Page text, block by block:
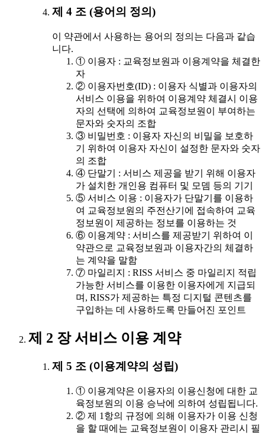
제 4 조 (용어의 정의)
이 약관에서 사용하는 용어의 정의는 다음과 같습
니다.
① 이용자 : 교육정보원과 이용계약을 체결한
자
② 이용자번호(ID) : 이용자 식별과 이용자의
서비스 이용을 위하여 이용계약 체결시 이용
자의 선택에 의하여 교육정보원이 부여하는
문자와 숫자의 조합
③ 비밀번호 : 이용자 자신의 비밀을 보호하
기 위하여 이용자 자신이 설정한 문자와 숫자
의 조합
④ 단말기 : 서비스 제공을 받기 위해 이용자
가 설치한 개인용 컴퓨터 및 모뎀 등의 기기
⑤ 서비스 이용 : 이용자가 단말기를 이용하
여 교육정보원의 주전산기에 접속하여 교육
정보원이 제공하는 정보를 이용하는 것
⑥ 이용계약 : 서비스를 제공받기 위하여 이
약관으로 교육정보원과 이용자간의 체결하
는 계약을 말함
⑦ 마일리지 : RISS 서비스 중 마일리지 적립
가능한 서비스를 이용한 이용자에게 지급되
며, RISS가 제공하는 특정 디지털 콘텐츠를
구입하는 데 사용하도록 만들어진 포인트
제 2 장 서비스 이용 계약
제 5 조 (이용계약의 성립)
① 이용계약은 이용자의 이용신청에 대한 교
육정보원의 이용 승낙에 의하여 성립됩니다.
② 제 1항의 규정에 의해 이용자가 이용 신청
을 할 때에는 교육정보원이 이용자 관리시 필